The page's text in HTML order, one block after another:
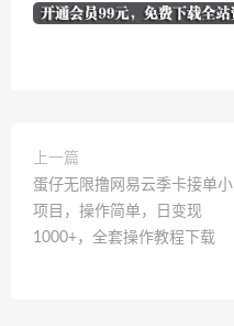
上一篇
蛋仔无限撸网易云季卡接单小
项目，操作简单，日变现
1000+，全套操作教程下载